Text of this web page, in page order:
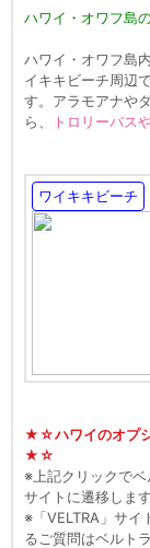
ハワイ・オワフ島
ハワイ・オワフ島
イキキビーチ周辺
す。アラモアナや
ら、
トロリーバス
ワイキキビーチ
★☆ハワイのオプシ
★☆
※上記クリックで
サイトに遷移します
※「VELTRA」サイ
るご質問はベルト